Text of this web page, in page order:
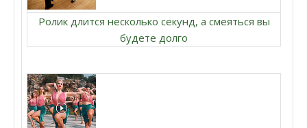
Ролик длится несколько секунд, а смеяться вы
будете долго